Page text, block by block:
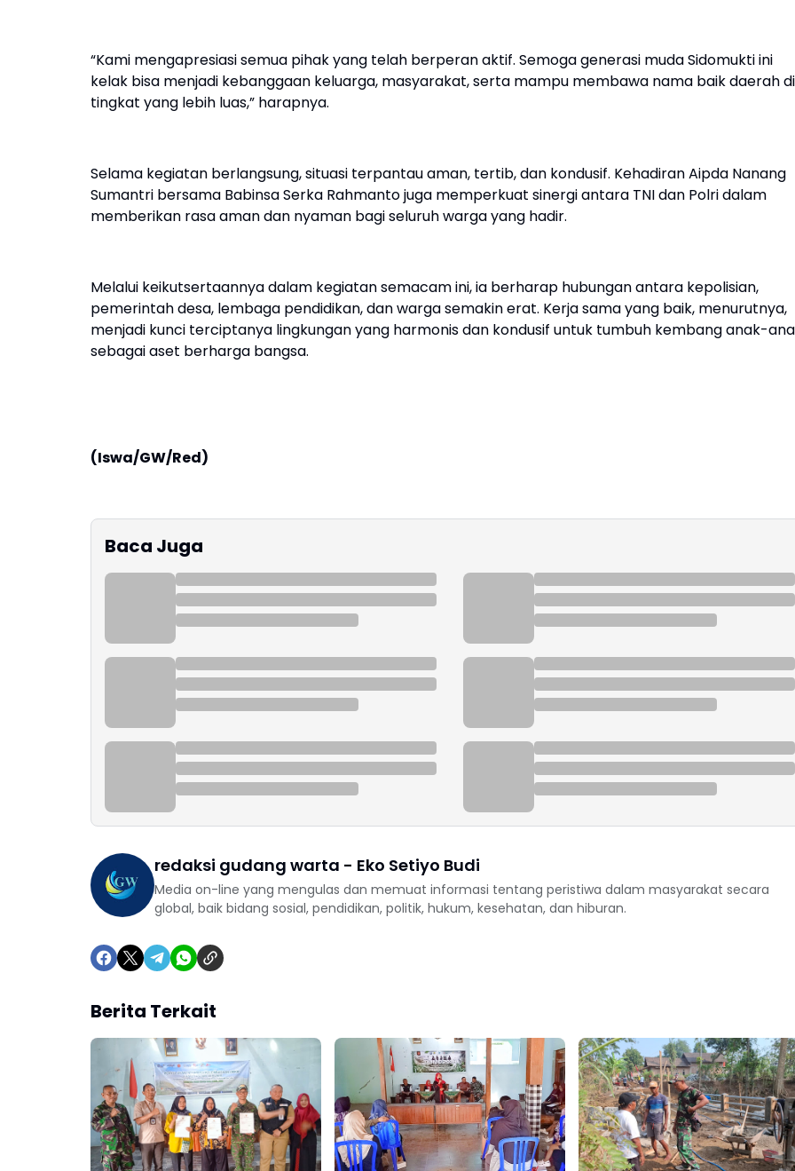
“Kami mengapresiasi semua pihak yang telah berperan aktif. Semoga generasi muda Sidomukti ini
kelak bisa menjadi kebanggaan keluarga, masyarakat, serta mampu membawa nama baik daerah di
tingkat yang lebih luas,” harapnya.
Selama kegiatan berlangsung, situasi terpantau aman, tertib, dan kondusif. Kehadiran Aipda Nanang
Sumantri bersama Babinsa Serka Rahmanto juga memperkuat sinergi antara TNI dan Polri dalam
memberikan rasa aman dan nyaman bagi seluruh warga yang hadir.
Melalui keikutsertaannya dalam kegiatan semacam ini, ia berharap hubungan antara kepolisian,
pemerintah desa, lembaga pendidikan, dan warga semakin erat. Kerja sama yang baik, menurutnya,
menjadi kunci terciptanya lingkungan yang harmonis dan kondusif untuk tumbuh kembang anak-
sebagai aset berharga bangsa.
(Iswa/GW/Red)
Baca Juga
redaksi gudang warta - Eko Setiyo Budi
Media on-line yang mengulas dan memuat informasi tentang peristiwa dalam masyarakat secara
global, baik bidang sosial, pendidikan, politik, hukum, kesehatan, dan hiburan.
Berita Terkait